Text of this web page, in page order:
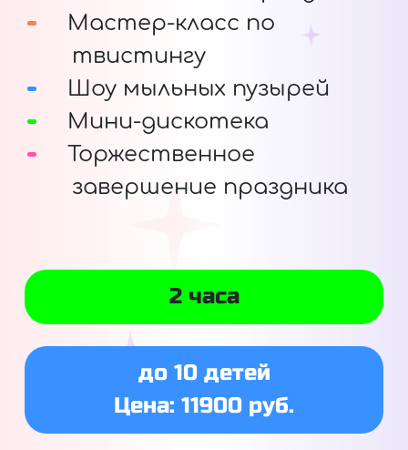
Мастер-класс по
твистингу
Шоу мыльных пузырей
Мини-дискотека
Торжественное
завершение праздника
2 часа
до 10 детей
Цена: 11900 руб.